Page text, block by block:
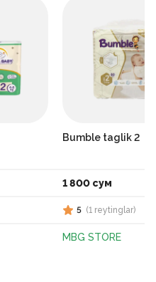
Bumble taglik 2
1 800 сум
5 (1 reytinglar)
MBG STORE